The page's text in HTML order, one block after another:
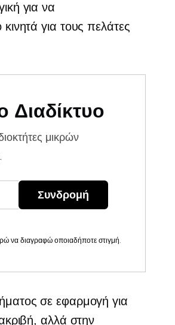
για να
για τους πελάτες
μικρών
Συνδρομή
να διαγραφώ οποιαδήποτε στιγμή.
σε εφαρμογή για
αλλά στην